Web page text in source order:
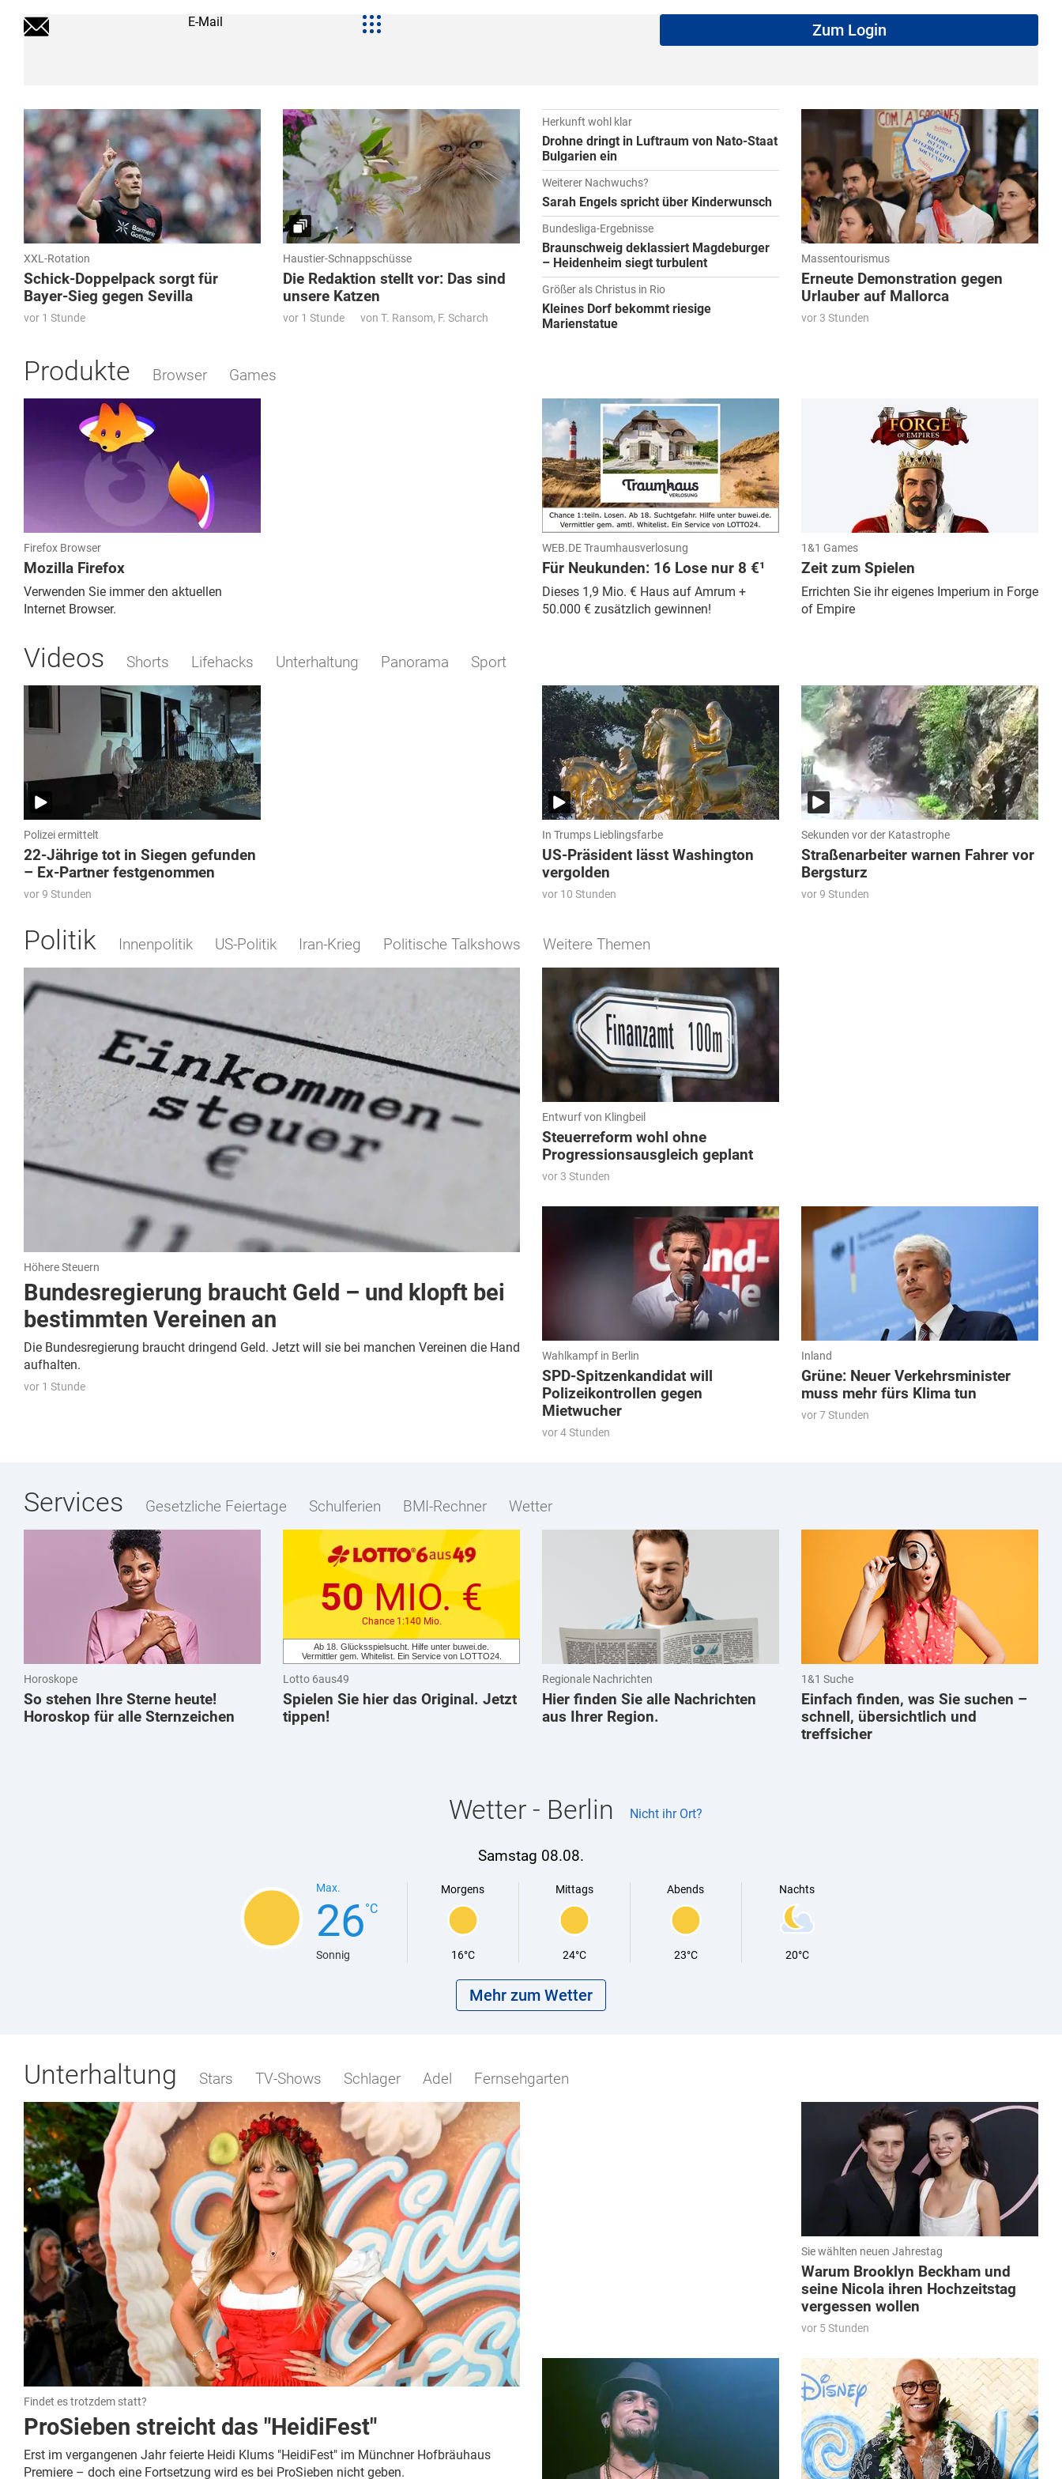
E-Mail Zum Login
XXL-Rotation
Schick-Doppelpack sorgt für
Bayer-Sieg gegen Sevilla
vor 1 Stunde
Haustier-Schnappschüsse
Die Redaktion stellt vor: Das sind
unsere Katzen
vor 1 Stunde von T. Ransom, F. Scharch
Herkunft wohl klar
Drohne dringt in Luftraum von Nato-Staat
Bulgarien ein
Weiterer Nachwuchs?
Sarah Engels spricht über Kinderwunsch
Bundesliga-Ergebnisse
Braunschweig deklassiert Magdeburger
– Heidenheim siegt turbulent
Größer als Christus in Rio
Kleines Dorf bekommt riesige
Marienstatue
Massentourismus
Erneute Demonstration gegen
Urlauber auf Mallorca
vor 3 Stunden
Produkte Browser Games
Firefox Browser
Mozilla Firefox
Verwenden Sie immer den aktuellen
Internet Browser.
WEB.DE Traumhausverlosung
Für Neukunden: 16 Lose nur 8 €¹
Dieses 1,9 Mio. € Haus auf Amrum +
50.000 € zusätzlich gewinnen!
1&1 Games
Zeit zum Spielen
Errichten Sie ihr eigenes Imperium in Forge
of Empire
Videos Shorts Lifehacks Unterhaltung Panorama Sport
Polizei ermittelt
22-Jährige tot in Siegen gefunden
– Ex-Partner festgenommen
vor 9 Stunden
In Trumps Lieblingsfarbe
US-Präsident lässt Washington
vergolden
vor 10 Stunden
Sekunden vor der Katastrophe
Straßenarbeiter warnen Fahrer vor
Bergsturz
vor 9 Stunden
Politik Innenpolitik US-Politik Iran-Krieg Politische Talkshows Weitere Themen
Höhere Steuern
Bundesregierung braucht Geld – und klopft bei
bestimmten Vereinen an
Die Bundesregierung braucht dringend Geld. Jetzt will sie bei manchen Vereinen die Hand
aufhalten.
vor 1 Stunde
Entwurf von Klingbeil
Steuerreform wohl ohne
Progressionsausgleich geplant
vor 3 Stunden
Wahlkampf in Berlin
SPD-Spitzenkandidat will
Polizeikontrollen gegen
Mietwucher
vor 4 Stunden
Inland
Grüne: Neuer Verkehrsminister
muss mehr fürs Klima tun
vor 7 Stunden
Services Gesetzliche Feiertage Schulferien BMI-Rechner Wetter
Horoskope
So stehen Ihre Sterne heute!
Horoskop für alle Sternzeichen
50MIO. €
Chance 1:140 Mio.
Ab 18. Glücksspielsucht. Hilfe unter buwei.de.
Vermittler gem. Whitelist. Ein Service von LOTTO24.
Lotto 6aus49
Spielen Sie hier das Original. Jetzt
tippen!
Regionale Nachrichten
Hier finden Sie alle Nachrichten
aus Ihrer Region.
1&1 Suche
Einfach finden, was Sie suchen –
schnell, übersichtlich und
treffsicher
Wetter - Berlin Nicht ihr Ort?
Samstag 08.08.
Max.
26°C
Sonnig
Morgens
16°C
Mittags
24°C
Abends
23°C
Nachts
20°C
Mehr zum Wetter
Unterhaltung Stars TV-Shows Schlager Adel Fernsehgarten
Findet es trotzdem statt?
ProSieben streicht das "HeidiFest"
Erst im vergangenen Jahr feierte Heidi Klums "HeidiFest" im Münchner Hofbräuhaus
Premiere – doch eine Fortsetzung wird es bei ProSieben nicht geben.
Sie wählten neuen Jahrestag
Warum Brooklyn Beckham und
seine Nicola ihren Hochzeitstag
vergessen wollen
vor 5 Stunden